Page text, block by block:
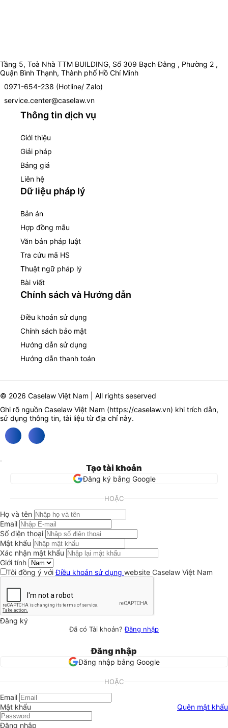
Tầng 5, Toà Nhà TTM BUILDING, Số 309 Bạch Đằng , Phường 2 ,
Quận Bình Thạnh, Thành phố Hồ Chí Minh
0971-654-238 (Hotline/ Zalo)
service.center@caselaw.vn
Thông tin dịch vụ
Giới thiệu
Giải pháp
Bảng giá
Liên hệ
Dữ liệu pháp lý
Bản án
Hợp đồng mẫu
Văn bản pháp luật
Tra cứu mã HS
Thuật ngữ pháp lý
Bài viết
Chính sách và Hướng dẫn
Điều khoản sử dụng
Chính sách bảo mật
Hướng dẫn sử dụng
Hướng dẫn thanh toán
© 2026 Caselaw Việt Nam | All rights seserved
Ghi rõ nguồn Caselaw Việt Nam (https://caselaw.vn) khi trích dẫn,
sử dụng thông tin, tài liệu từ địa chỉ này.
Tạo tài khoản
Đăng ký bằng Google
HOẶC
Họ và tên
Email
Số điện thoại
Mật khẩu
Xác nhận mật khẩu
Giới tính
Tôi đồng ý vớiĐiều khoản sử dụng website Caselaw Việt Nam
Đăng ký
Đã có Tài khoản?Đăng nhập
Đăng nhập
Đăng nhập bằng Google
HOẶC
Email
Mật khẩu
Quên mật khẩu
Đăng nhập